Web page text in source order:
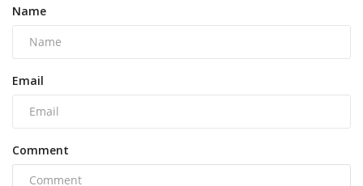
Name
Email
Comment